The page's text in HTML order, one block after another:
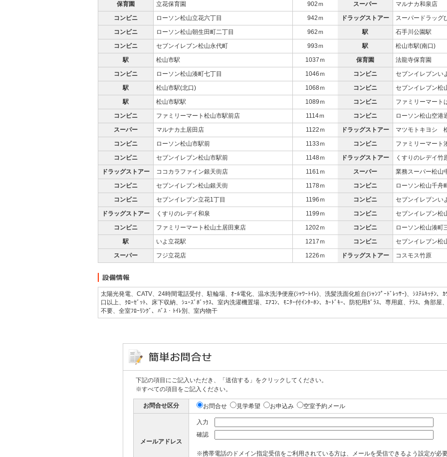
保育園
立花保育園 902ｍ スーパー
マルナカ和泉店
コンビニ
ローソン松山立花六丁目 942ｍ ドラッグストアー
スーパードラッグ
コンビニ
ローソン松山朝生田町二丁目 962ｍ 駅
石手川公園駅
コンビニ
セブンイレブン松山永代町 993ｍ 駅
松山市駅(南口)
駅
松山市駅 1037ｍ 保育園
法龍寺保育園
コンビニ
ローソン松山湊町七丁目 1046ｍ コンビニ
セブンイレブンい
駅
松山市駅(北口) 1068ｍ コンビニ
セブンイレブン松
駅
松山市駅駅 1089ｍ コンビニ
ファミリーマート
コンビニ
ファミリーマート松山市駅前店 1114ｍ コンビニ
ローソン松山空港
スーパー
マルナカ土居田店 1122ｍ ドラッグストアー
マツモトキヨシ
コンビニ
ローソン松山市駅前 1133ｍ コンビニ
ファミリーマート
コンビニ
セブンイレブン松山市駅前 1148ｍ ドラッグストアー
くすりのレデイ竹
ドラッグストアー
ココカラファイン銀天街店 1161ｍ スーパー
業務スーパー松山
コンビニ
セブンイレブン松山銀天街 1178ｍ コンビニ
ローソン松山千舟
コンビニ
セブンイレブン立花1丁目 1196ｍ コンビニ
セブンイレブンい
ドラッグストアー
くすりのレデイ和泉 1199ｍ コンビニ
セブンイレブン松
コンビニ
ファミリーマート松山土居田東店 1202ｍ コンビニ
ローソン松山湊町
駅
いよ立花駅 1217ｍ コンビニ
セブンイレブン松
スーパー
フジ立花店 1226ｍ ドラッグストアー コスモス竹原
太陽光発電、CATV、24時間電話受付、駐輪場、ｵｰﾙ電化、温水洗浄便座(ｼｬﾜｰﾄｲﾚ)、洗髪洗面化粧台(ｼｬﾝﾌﾟｰﾄﾞﾚｯｻｰ)、ｼｽﾃﾑｷｯﾁﾝ、ｶ
口以上、ｸﾛｰｾﾞｯﾄ、床下収納、ｼｭｰｽﾞﾎﾞｯｸｽ、室内洗濯機置場、ｴｱｺﾝ、ﾓﾆﾀｰ付ｲﾝﾀｰﾎﾝ、ｶｰﾄﾞｷｰ、防犯用ｶﾞﾗｽ、専用庭、ﾃﾗｽ、角部
不要、全室ﾌﾛｰﾘﾝｸﾞ、ﾊﾞｽ・ﾄｲﾚ別、室内物干
下記の項目にご記入いただき、「送信する」をクリックしてください。
※すべての項目をご記入ください。
お問合せ区分 お問合せ 見学希望 お申込み 空室予約メール
メールアドレス
入力
確認
※携帯電話のドメイン指定受信をご利用されている方は、メールを受信できるよう設定が必